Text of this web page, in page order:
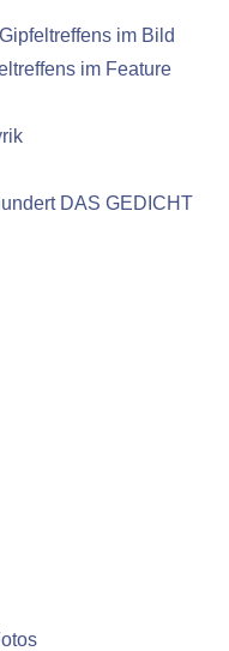
im Bild
im Feature
DAS GEDICHT